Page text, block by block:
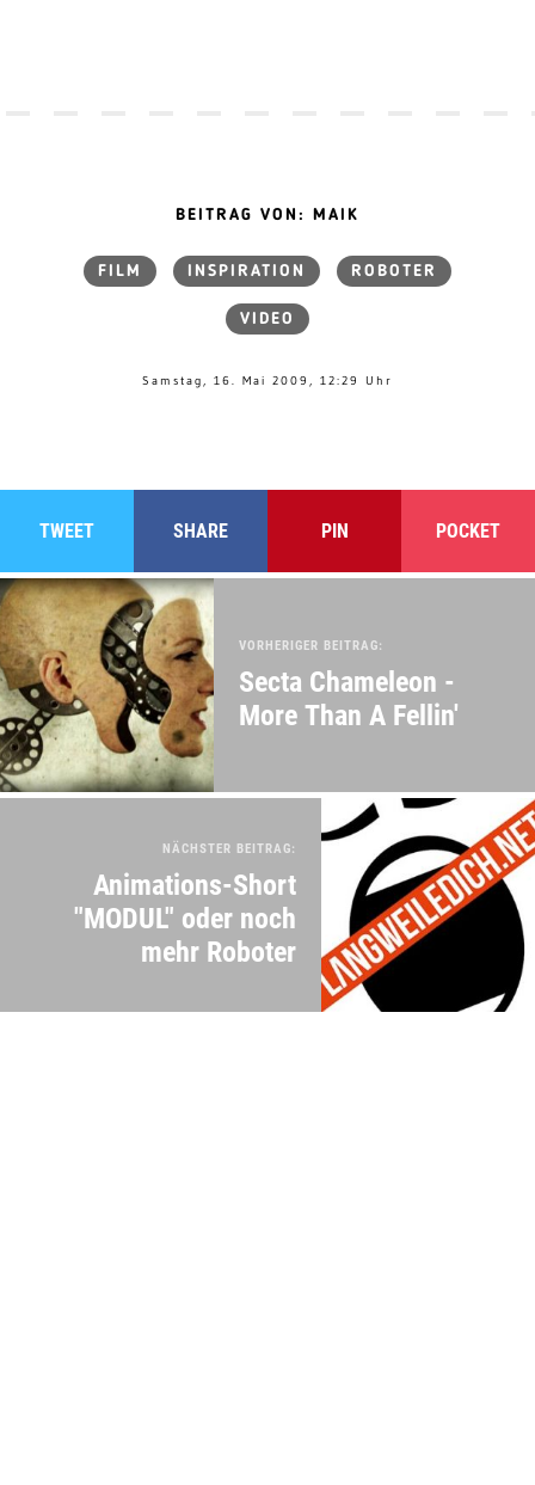
BEITRAG VON: MAIK
FILM INSPIRATION ROBOTER
VIDEO
Samstag, 16. Mai 2009, 12:29 Uhr
TWEET SHARE PIN POCKET
VORHERIGER BEITRAG:
Secta Chameleon -
More Than A Fellin'
NÄCHSTER BEITRAG:
Animations-Short
"MODUL" oder noch
mehr Roboter